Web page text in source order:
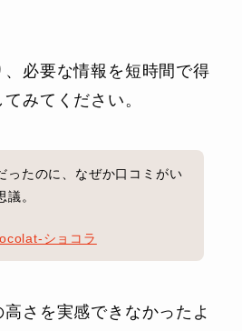
必要な情報を短時間で得
みてください。
ったのに、なぜか口コミがい
議。
ショコラ
さを実感できなかったよ